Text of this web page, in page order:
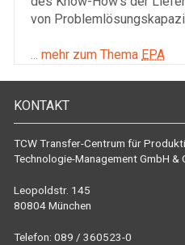
von
... mehr zum Thema EPA
KONTAKT
TCW Transfer-Centrum für
Technologie-Management GmbH &
Leopoldstr. 145
80804 München
Telefon: 089 / 360523-0